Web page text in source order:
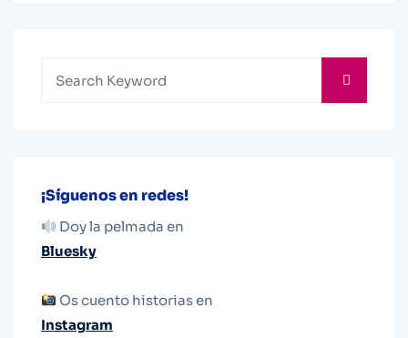
¡Síguenos en redes!
Doy la pelmada en
Bluesky
Os cuento historias en
Instagram